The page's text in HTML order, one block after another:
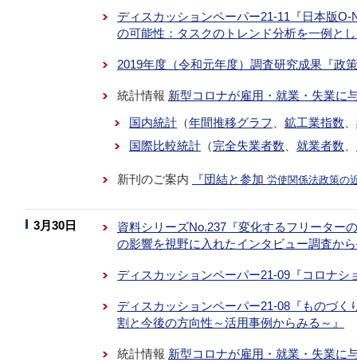
ディスカッションペーパー21-11『日本版
の可能性：タスクのトレンド分析を一例と
2019年度（令和元年度）調査研究成果『政
統計情報 新型コロナが雇用・就業・失業に
国内統計 （年間推移グラフ 鉱工業指数
国際比較統計 （完全失業者数 就業者数
新刊のご案内 『団結と参加 労使関係法政策の
3月30日
資料シリーズNo.237『変化するフリーター
の影響を視野に入れたインタビュー調査か
ディスカッションペーパー21-09『コロナシ
ディスカッションペーパー21-08『ものづ
割と今後の方向性～活用事例からみる～』
統計情報 新型コロナが雇用・就業・失業に